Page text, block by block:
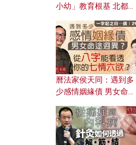
小幼」教育根基 北都如
曆法家侯天同：遇到多
少感情姻緣債 男女命途
的七情六欲？